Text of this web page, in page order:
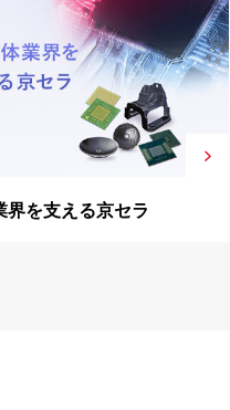
界を支える京セラ